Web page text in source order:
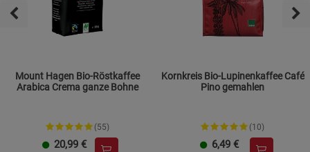
Mount Hagen Bio-Röstkaffee
Arabica Crema ganze Bohne
(55)
20,99 €
Kornkreis Bio-Lupinenkaffee Café
Pino gemahlen
(10)
6,49 €